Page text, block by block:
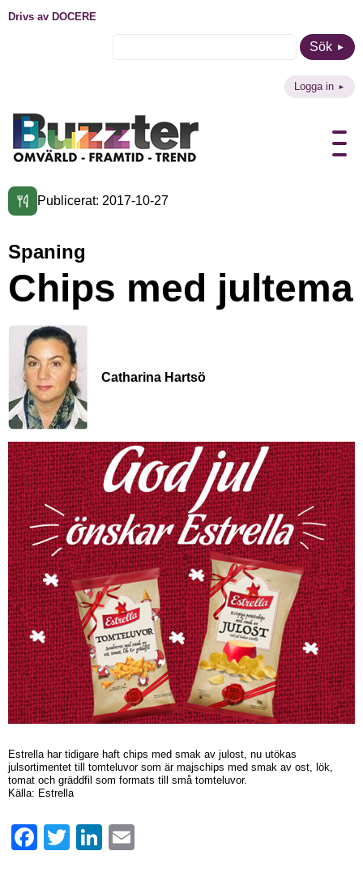
Drivs av DOCERE
Sök
Logga in
Publicerat: 2017-10-27
Spaning
Chips med jultema
Catharina Hartsö
Estrella har tidigare haft chips med smak av julost, nu utökas
julsortimentet till tomteluvor som är majschips med smak av ost, lök,
tomat och gräddfil som formats till små tomteluvor.
Källa: Estrella
FacebookTwitter LinkedIn